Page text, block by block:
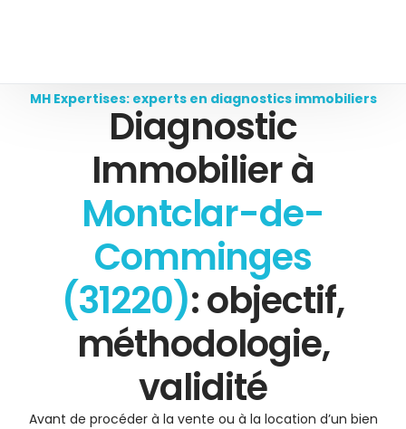
MH Expertises: experts en diagnostics immobiliers
Diagnostic
Immobilier à
Montclar-de-
Comminges
(31220): objectif,
méthodologie,
validité
Avant de procéder à la vente ou à la location d’un bien